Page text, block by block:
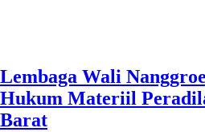
Lembaga Wali
Hukum Materiil
Barat